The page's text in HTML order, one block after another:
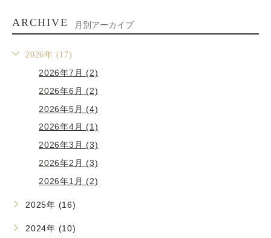
ARCHIVE 月別アーカイブ
2026年 (17)
2026年7月 (2)
2026年6月 (2)
2026年5月 (4)
2026年4月 (1)
2026年3月 (3)
2026年2月 (3)
2026年1月 (2)
2025年 (16)
2024年 (10)